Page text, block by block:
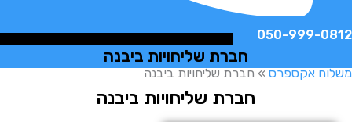
050-999-
חברת שליחויות ביבנה
אקספרס»חברת שליחויות ביבנה
חברת שליחויות ביבנה